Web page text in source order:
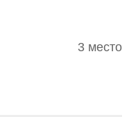
3 место